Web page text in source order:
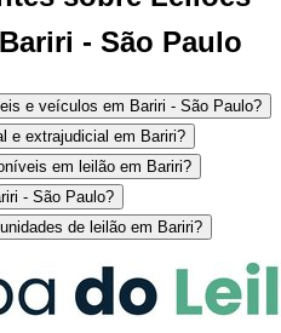
- São Paulo
e veículos em Bariri - São Paulo?
e extrajudicial em Bariri?
em leilão em Bariri?
- São Paulo?
de leilão em Bariri?